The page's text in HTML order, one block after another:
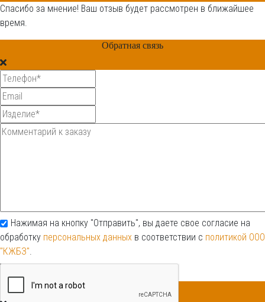
Спасибо за мнение! Ваш отзыв будет рассмотрен в ближайшее
время.
Обратная связь
Нажимая на кнопку "Отправить", вы даете свое согласие на
обработку персональных данных в соответствии с политикой ООО
"КЖБЗ".
Обратная связь